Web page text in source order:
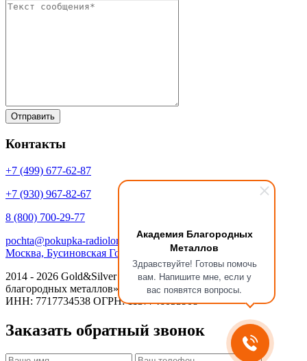
Академия Благородных
Металлов
Здравствуйте! Готовы помочь
вам. Напишите мне, если у
вас появятся вопросы.
Контакты
+7 (499) 677-62-87
+7 (930) 967-82-67
8 (800) 700-29-77
pochta@pokupka-radiolom.ru
Москва, Бусиновская Горка, 1Е с.5
2014 - 2026 Gold&Silver Научный Центр «Академия
благородных металлов»
ИНН: 7717734538 ОГРН: 1137746053908
Заказать обратный звонок